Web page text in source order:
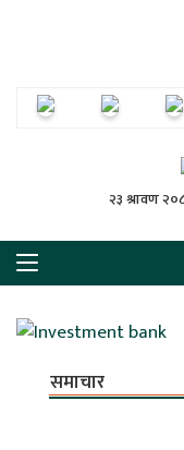
२३ श्रावण
समाचार